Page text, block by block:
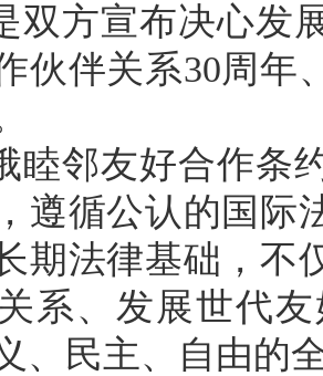
双方宣布决心发
伙伴关系30周年
睦邻友好合作条
遵循公认的国际
期法律基础，不
系、发展世代
、民主、自由的